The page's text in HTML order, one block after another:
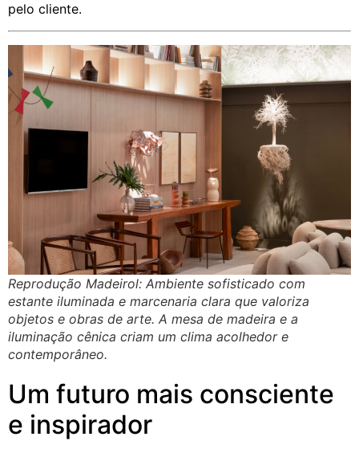
pelo cliente.
Reprodução Madeirol: Ambiente sofisticado com
estante iluminada e marcenaria clara que valoriza
objetos e obras de arte. A mesa de madeira e a
iluminação cênica criam um clima acolhedor e
contemporâneo.
Um futuro mais consciente
e inspirador